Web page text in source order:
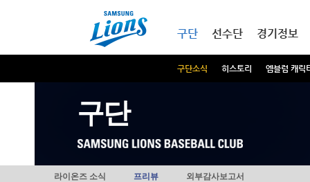
구단
구단소식 히스토리 엠블럼 캐릭
선수단 경기정보
구단
라이온즈 소식 프리뷰 외부감사보고서